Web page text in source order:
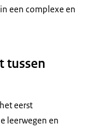
een complexe en
tussen
eerst
leerwegen en